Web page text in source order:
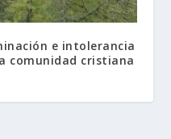
e intolerancia
comunidad cristiana